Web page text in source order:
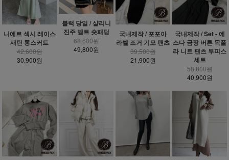
니에르 섹시 레이스
새틴 롱스커트
42,600원
30,900원
블랙 당일 / 샬리니
진주 벨트 숏패딩
68,600원
49,800원
국내제작 / 포포아
라벨 조거 기모 팬츠
39,500원
21,900원
국내제작 / Set - 에
스다 금장 버튼 목폴
라 니트 팬츠 투피스
세트
58,800원
40,900원